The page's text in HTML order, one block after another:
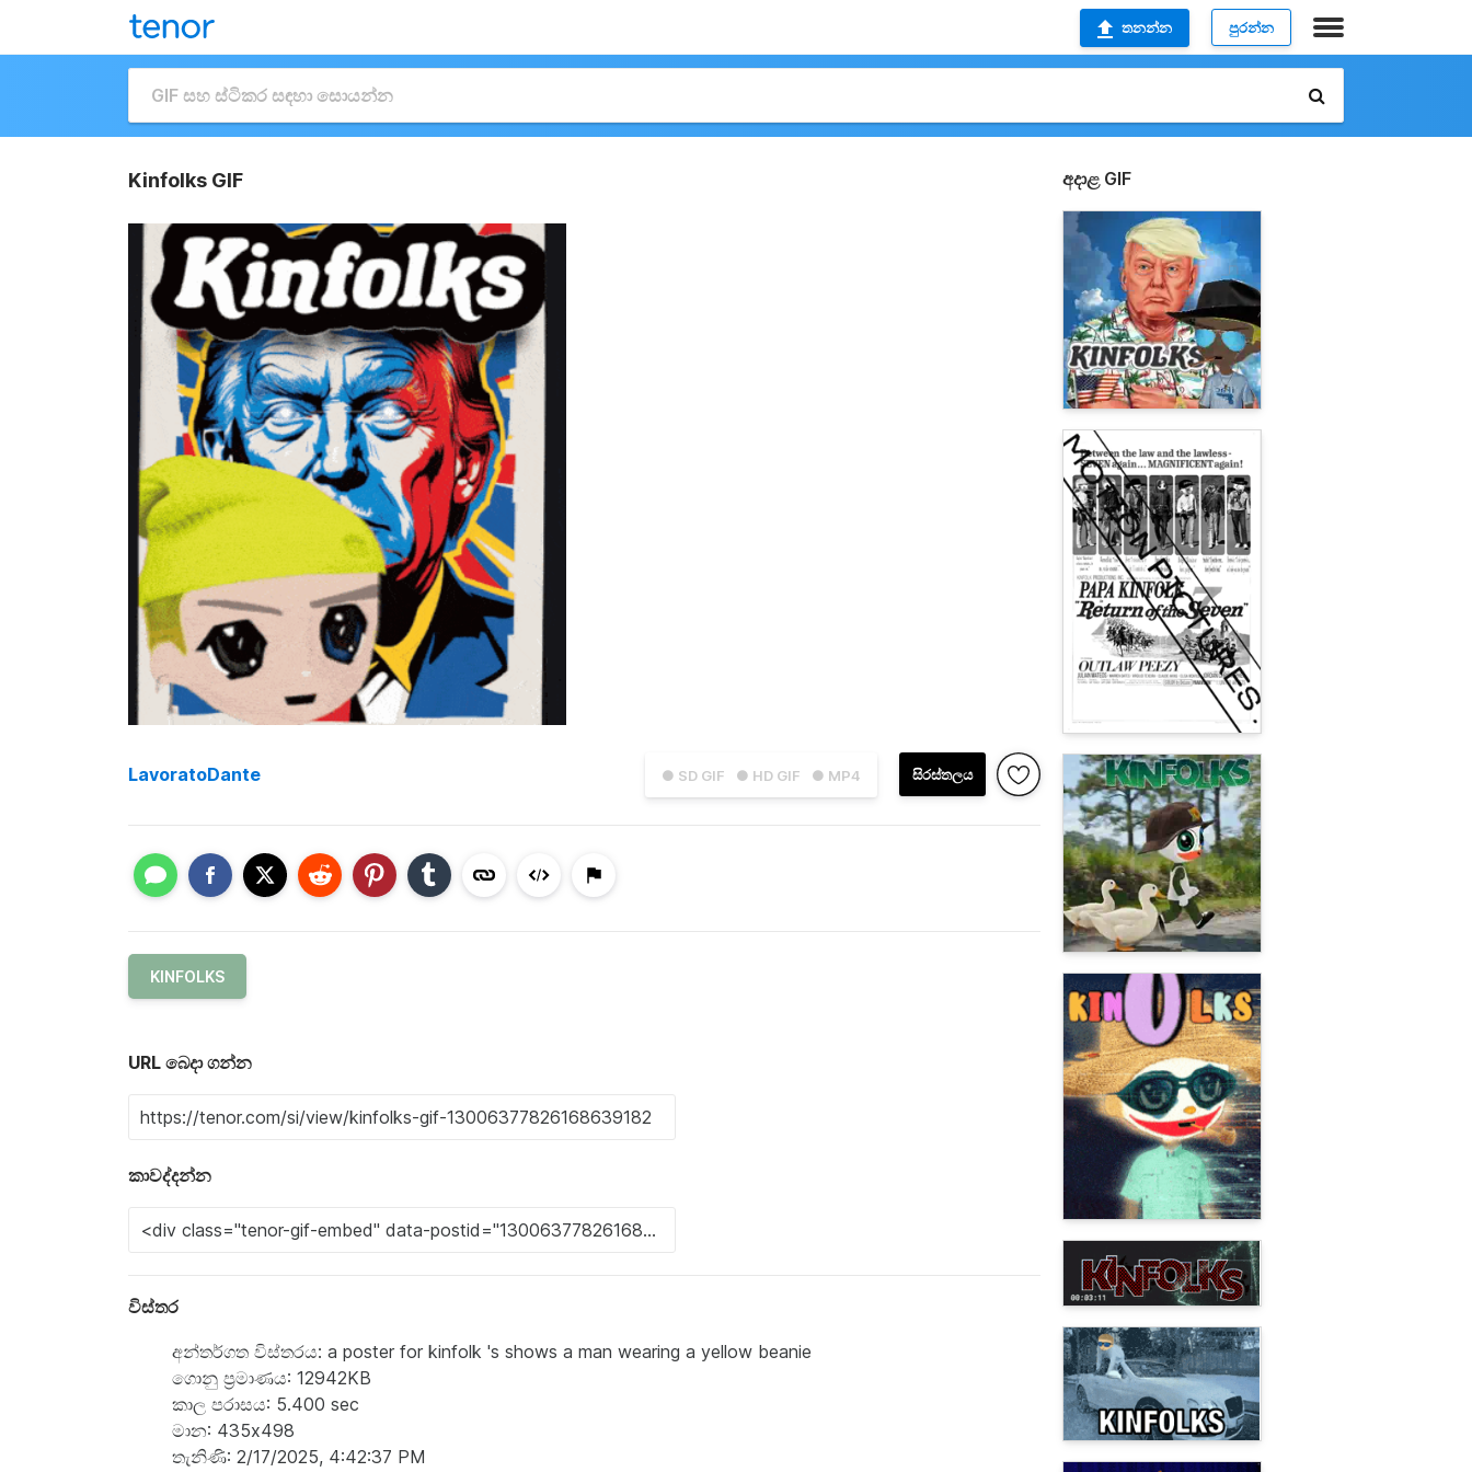
තනන්න පුරන්න
Kinfolks GIF
● SD GIF ● HD GIF ● MP4 සිරස්තලය
LavoratoDante
KINFOLKS
URL බෙදා ගන්න
කාවද්දන්න
විස්තර
අන්තර්ගත විස්තරය: a poster for kinfolk 's shows a man wearing a yellow beanie
ගොනු ප්‍රමාණය: 12942KB
කාල පරාසය: 5.400 sec
මාන: 435x498
තැනිණි: 2/17/2025, 4:42:37 PM
අදාළ GIF